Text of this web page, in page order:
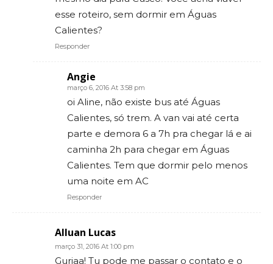
esse roteiro, sem dormir em Águas
Calientes?
Responder
Angie
março 6, 2016 At 3:58 pm
oi Aline, não existe bus até Águas
Calientes, só trem. A van vai até certa
parte e demora 6 a 7h pra chegar lá e ai
caminha 2h para chegar em Águas
Calientes. Tem que dormir pelo menos
uma noite em AC
Responder
Alluan Lucas
março 31, 2016 At 1:00 pm
Guriaa! Tu pode me passar o contato e o